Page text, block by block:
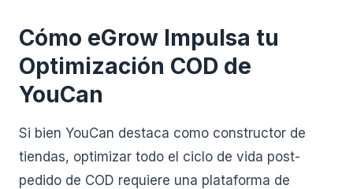
Cómo eGrow Impulsa tu
Optimización COD de
YouCan
Si bien YouCan destaca como constructor de
tiendas, optimizar todo el ciclo de vida post-
pedido de COD requiere una plataforma de